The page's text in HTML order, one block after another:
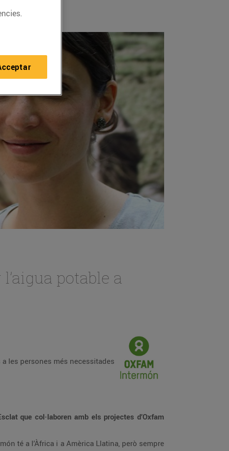
potable a
les persones més necessitades
que col·laboren amb els projectes d’Oxfam
té a l’Àfrica i a Amèrica Llatina, però sempre